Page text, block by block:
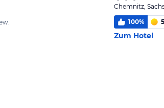
Chemnitz,
100%
Zum Hotel